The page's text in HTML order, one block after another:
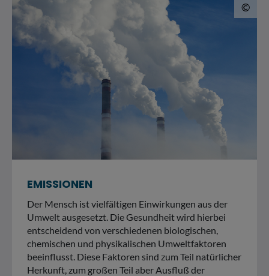
©
EMISSIONEN
Der Mensch ist vielfältigen Einwirkungen aus der
Umwelt ausgesetzt. Die Gesundheit wird hierbei
entscheidend von verschiedenen biologischen,
chemischen und physikalischen Umweltfaktoren
beeinflusst. Diese Faktoren sind zum Teil natürlicher
Herkunft, zum großen Teil aber Ausfluß der